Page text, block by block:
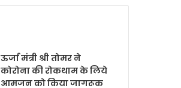
ऊर्जा मंत्री श्री तोमर ने
कोरोना की रोकथाम के लिये
आमजन को किया जागरूक